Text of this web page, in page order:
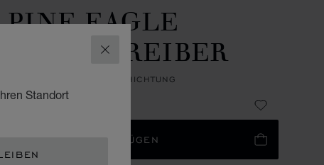
SCHLIESSEN
Standort
EAGLE
- ROSÉGOLD-BESCHICHTUNG
WARENKORB HINZUFÜGEN